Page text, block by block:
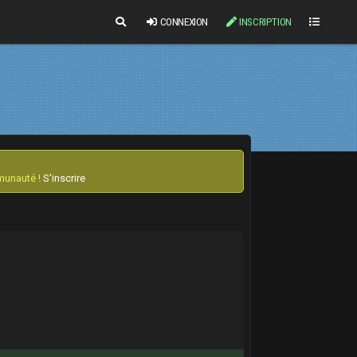
CONNEXION INSCRIPTION
! S'inscrire